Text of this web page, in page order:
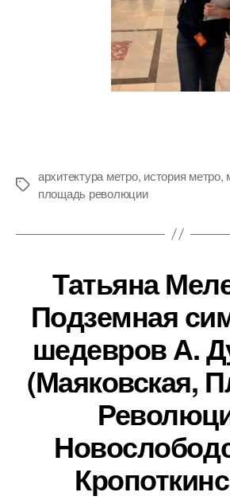
Метки
архитектура метро, история метро,
площадь революции
Татьяна
Подземная
шедевров А.
(Маяковская,